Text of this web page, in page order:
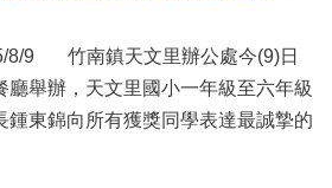
今(9)日
廳舉辦，天文里國小一年級至六年級
鍾東錦向所有獲獎同學表達最誠摯的